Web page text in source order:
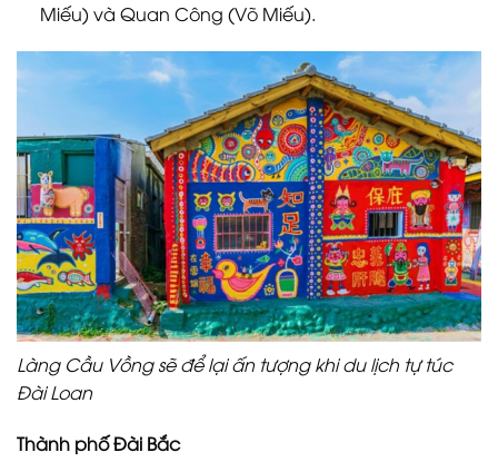
Miếu) và Quan Công (Võ Miếu).
Làng Cầu Vồng sẽ để lại ấn tượng khi du lịch tự túc
Đài Loan
Thành phố Đài Bắc